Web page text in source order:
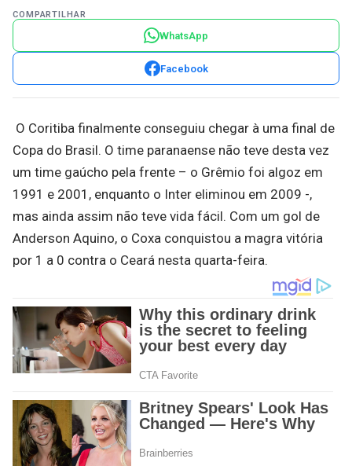
COMPARTILHAR
WhatsApp
Facebook
O Coritiba finalmente conseguiu chegar à uma final de
Copa do Brasil. O time paranaense não teve desta vez
um time gaúcho pela frente – o Grêmio foi algoz em
1991 e 2001, enquanto o Inter eliminou em 2009 -,
mas ainda assim não teve vida fácil. Com um gol de
Anderson Aquino, o Coxa conquistou a magra vitória
por 1 a 0 contra o Ceará nesta quarta-feira.